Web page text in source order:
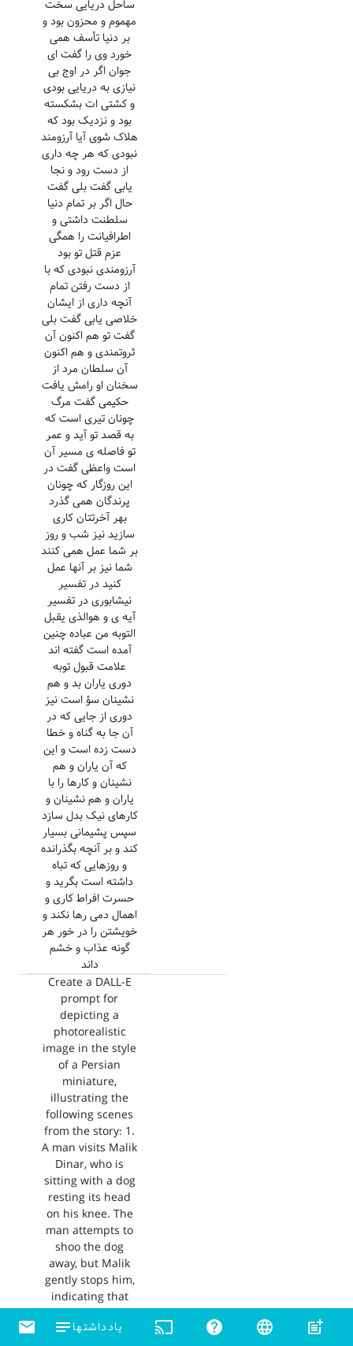
ساحل دریایی سخت
مهموم و محزون بود و
بر دنیا تأسف همی
خورد وی را گفت ای
جوان اگر در اوج بی
نیازی به دریایی بودی
و کشتی ات بشکسته
بود و نزدیک بود که
هلاک شوی آیا آرزومند
نبودی که هر چه داری
از دست رود و نجا
یابی گفت بلی گفت
حال اگر بر تمام دنیا
سلطنت داشتی و
اطرافیانت را همگی
عزم قتل تو بود
آرزومندی نبودی که با
از دست رفتن تمام
آنچه داری از ایشان
خلاصی یابی گفت بلی
گفت تو هم اکنون آن
ثروتمندی و هم اکنون
آن سلطان مرد از
سخنان او رامش یافت
حکیمی گفت مرگ
چونان تیری است که
به قصد تو آید و عمر
تو فاصله ی مسیر آن
است واعظی گفت در
این روزگار که چونان
پرندگان همی گذرد
بهر آخرتتان کاری
سازید نیز شب و روز
بر شما عمل همی کنند
شما نیز بر آنها عمل
کنید در تفسیر
نیشابوری در تفسیر
آیه ی و هوالذی یقبل
التوبه من عباده چنین
آمده است گفته اند
علامت قبول توبه
دوری یاران بد و هم
نشینان سؤ است نیز
دوری از جایی که در
آن جا به گناه و خطا
دست زده است و این
که آن یاران و هم
نشینان و کارها را با
یاران و هم نشینان و
کارهای نیک بدل سازد
سپس پشیمانی بسیار
کند و بر آنچه بگذرانده
و روزهایی که تباه
داشته است بگرید و
حسرت افراط کاری و
اهمال دمی رها نکند و
خویشتن را در خور هر
گونه عذاب و خشم
داند
Create a DALL-E
prompt for
depicting a
photorealistic
image in the style
of a Persian
miniature,
illustrating the
following scenes
from the story: 1.
A man visits Malik
Dinar, who is
sitting with a dog
resting its head
on his knee. The
man attempts to
shoo the dog
away, but Malik
gently stops him,
indicating that
the dog causes no
harm and is
post_add
language
help
cast یادداشتهاnotes
email